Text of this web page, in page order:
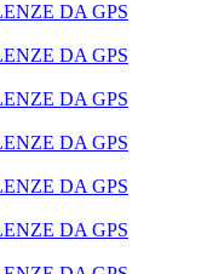
DA GPS
DA GPS
DA GPS
DA GPS
DA GPS
DA GPS